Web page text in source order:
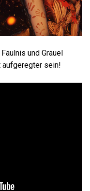
und Gräuel
aufgeregter sein!